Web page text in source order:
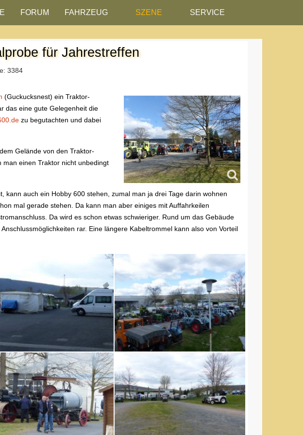
FORUM FAHRZEUG SZENE SERVICE
für Jahrestreffen
3384
(Guckucksnest) ein Traktor-
das eine gute Gelegenheit die
zu begutachten und dabei
Gelände von den Traktor-
einen Traktor nicht unbedingt
kann auch ein Hobby 600 stehen, zumal man ja drei Tage darin wohnen
mal gerade stehen. Da kann man aber einiges mit Auffahrkeilen
Da wird es schon etwas schwieriger. Rund um das Gebäude
rar. Eine längere Kabeltrommel kann also von Vorteil